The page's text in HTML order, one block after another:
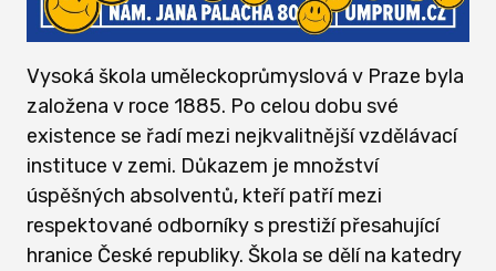
Vysoká škola uměleckoprůmyslová v Praze byla
založena v roce 1885. Po celou dobu své
existence se řadí mezi nejkvalitnější vzdělávací
instituce v zemi. Důkazem je množství
úspěšných absolventů, kteří patří mezi
respektované odborníky s prestiží přesahující
hranice České republiky. Škola se dělí na katedry